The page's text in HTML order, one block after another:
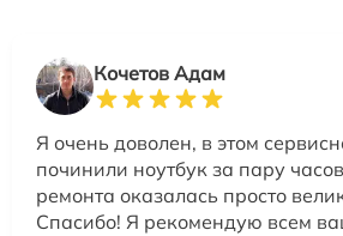
Кочетов Адам
Я очень доволен, в этом
починили ноутбук за пару
ремонта оказалась просто
Спасибо! Я рекомендую всем